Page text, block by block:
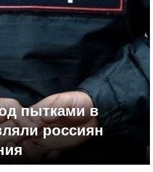
пытками в
россиян